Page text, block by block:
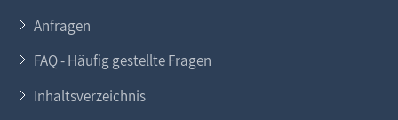
Anfragen
FAQ - Häufig gestellte Fragen
Inhaltsverzeichnis